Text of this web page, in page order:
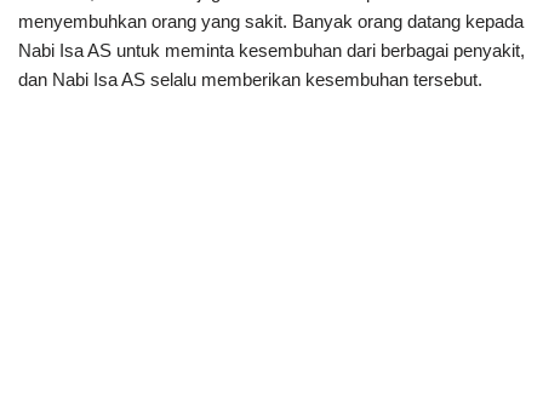
menyembuhkan orang yang sakit. Banyak orang datang kepada
Nabi Isa AS untuk meminta kesembuhan dari berbagai penyakit,
dan Nabi Isa AS selalu memberikan kesembuhan tersebut.